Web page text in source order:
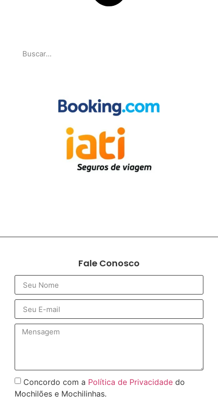
Fale Conosco
Concordo com a Política de Privacidade do
Mochilões e Mochilinhas.